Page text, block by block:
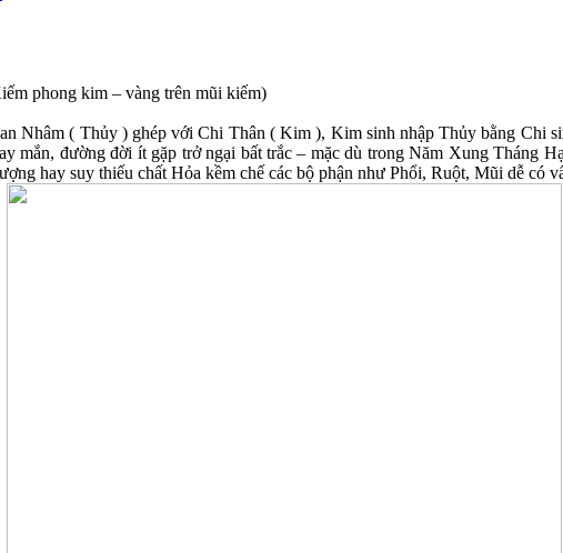
phong kim – vàng trên mũi kiếm)
Nhâm ( Thủy ) ghép với Chi Thân ( Kim ), Kim sinh nhập Thủy bằng Chi
mắn, đường đời ít gặp trở ngại bất trắc – mặc dù trong Năm Xung Tháng
hay suy thiếu chất Hỏa kềm chế các bộ phận như Phổi, Ruột, Mũi dễ có